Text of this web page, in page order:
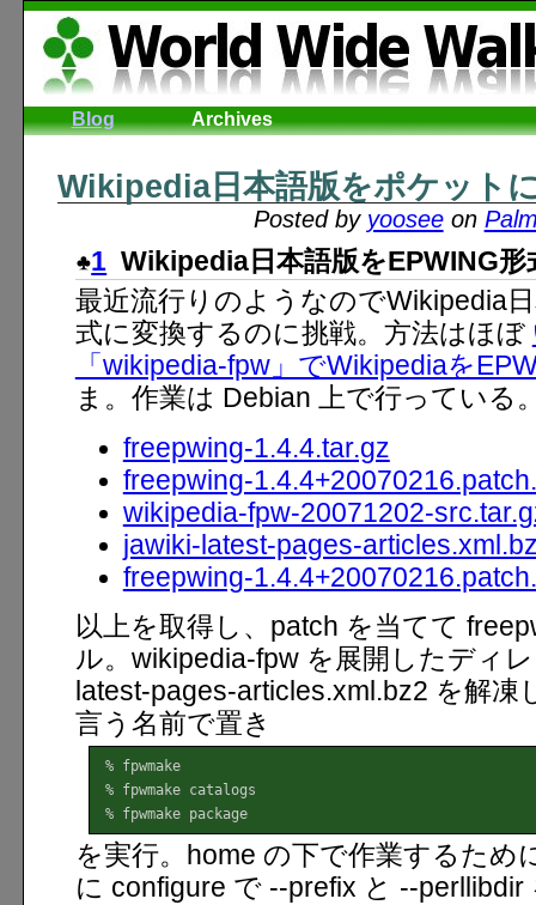
Blog Archives
Wikipedia日本語版をポケット
Posted by yooseeon
1 Wikipedia日本語版をEPWING
最近流行りのようなのでWikipedia
式に変換するのに挑戦。方法はほぼ
「wikipedia-fpw」でWikipediaを
ま。作業は Debian 上で行っている
freepwing-1.4.4.tar.gz
freepwing-
wikipedia-fpw-20071202-
jawiki-latest-pages-
freepwing-
以上を取得し、patch を当てて
ル。wikipedia-fpw を展開したディ
latest-pages-articles.xml.bz2 を解凍
言う名前で置き
% fpwmake
% fpwmake catalogs
% fpwmake package
を実行。home の下で作業するため
に configure で --prefix と --perllibdir